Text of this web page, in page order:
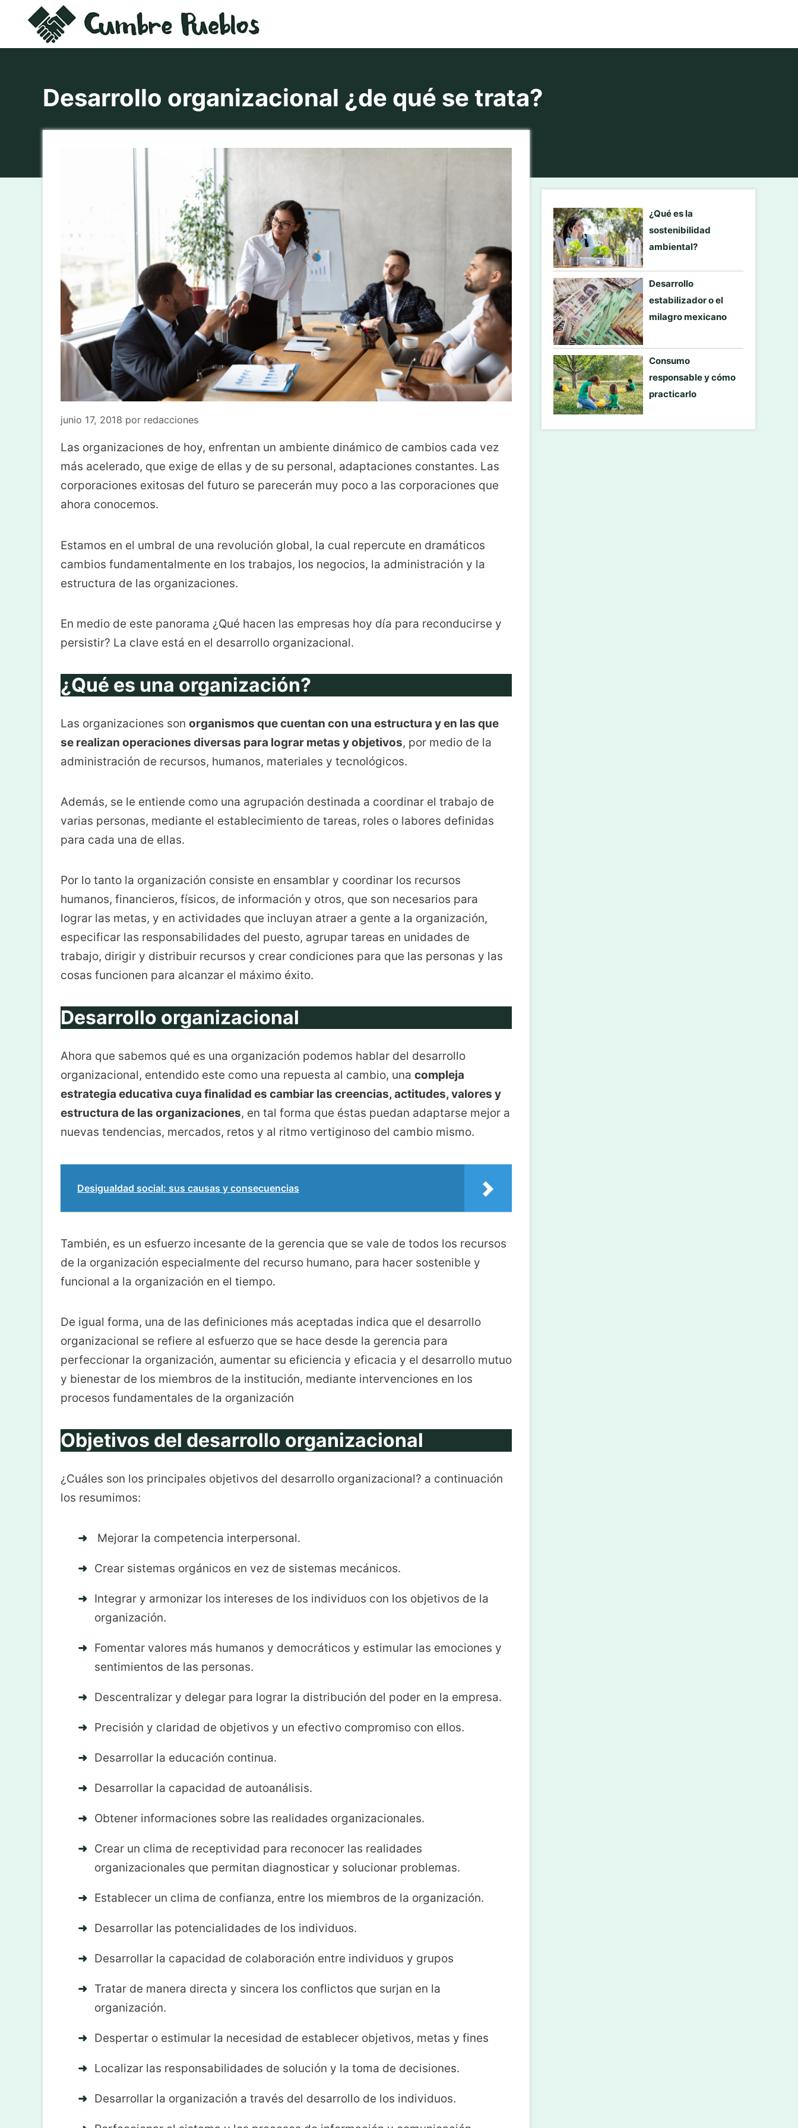
contenido
Desarrollo organizacional ¿de qué se trata?
junio 17, 2018 por redacciones
Las organizaciones de hoy, enfrentan un ambiente dinámico de cambios cada vez
más acelerado, que exige de ellas y de su personal, adaptaciones constantes. Las
corporaciones exitosas del futuro se parecerán muy poco a las corporaciones que
ahora conocemos.
Estamos en el umbral de una revolución global, la cual repercute en dramáticos
cambios fundamentalmente en los trabajos, los negocios, la administración y la
estructura de las organizaciones.
En medio de este panorama ¿Qué hacen las empresas hoy día para reconducirse y
persistir? La clave está en el desarrollo organizacional.
¿Qué es una organización?
Las organizaciones son organismos que cuentan con una estructura y en las que
se realizan operaciones diversas para lograr metas y objetivos, por medio de la
administración de recursos, humanos, materiales y tecnológicos.
Además, se le entiende como una agrupación destinada a coordinar el trabajo de
varias personas, mediante el establecimiento de tareas, roles o labores definidas
para cada una de ellas.
Por lo tanto la organización consiste en ensamblar y coordinar los recursos
humanos, financieros, físicos, de información y otros, que son necesarios para
lograr las metas, y en actividades que incluyan atraer a gente a la organización,
especificar las responsabilidades del puesto, agrupar tareas en unidades de
trabajo, dirigir y distribuir recursos y crear condiciones para que las personas y las
cosas funcionen para alcanzar el máximo éxito.
Desarrollo organizacional
Ahora que sabemos qué es una organización podemos hablar del desarrollo
organizacional, entendido este como una repuesta al cambio, una compleja
estrategia educativa cuya finalidad es cambiar las creencias, actitudes, valores y
estructura de las organizaciones, en tal forma que éstas puedan adaptarse mejor a
nuevas tendencias, mercados, retos y al ritmo vertiginoso del cambio mismo.
Desigualdad social: sus causas y consecuencias
También, es un esfuerzo incesante de la gerencia que se vale de todos los recursos
de la organización especialmente del recurso humano, para hacer sostenible y
funcional a la organización en el tiempo.
De igual forma, una de las definiciones más aceptadas indica que el desarrollo
organizacional se refiere al esfuerzo que se hace desde la gerencia para
perfeccionar la organización, aumentar su eficiencia y eficacia y el desarrollo mutuo
y bienestar de los miembros de la institución, mediante intervenciones en los
procesos fundamentales de la organización
Objetivos del desarrollo organizacional
¿Cuáles son los principales objetivos del desarrollo organizacional? a continuación
los resumimos:
Mejorar la competencia interpersonal.
Crear sistemas orgánicos en vez de sistemas mecánicos.
Integrar y armonizar los intereses de los individuos con los objetivos de la
organización.
Fomentar valores más humanos y democráticos y estimular las emociones y
sentimientos de las personas.
Descentralizar y delegar para lograr la distribución del poder en la empresa.
Precisión y claridad de objetivos y un efectivo compromiso con ellos.
Desarrollar la educación continua.
Desarrollar la capacidad de autoanálisis.
Obtener informaciones sobre las realidades organizacionales.
Crear un clima de receptividad para reconocer las realidades
organizacionales que permitan diagnosticar y solucionar problemas.
Establecer un clima de confianza, entre los miembros de la organización.
Desarrollar las potencialidades de los individuos.
Desarrollar la capacidad de colaboración entre individuos y grupos
Tratar de manera directa y sincera los conflictos que surjan en la
organización.
Despertar o estimular la necesidad de establecer objetivos, metas y fines
Localizar las responsabilidades de solución y la toma de decisiones.
Desarrollar la organización a través del desarrollo de los individuos.
¿Qué es la
sostenibilidad
ambiental?
Desarrollo
estabilizador o el
milagro mexicano
Consumo
responsable y cómo
practicarlo